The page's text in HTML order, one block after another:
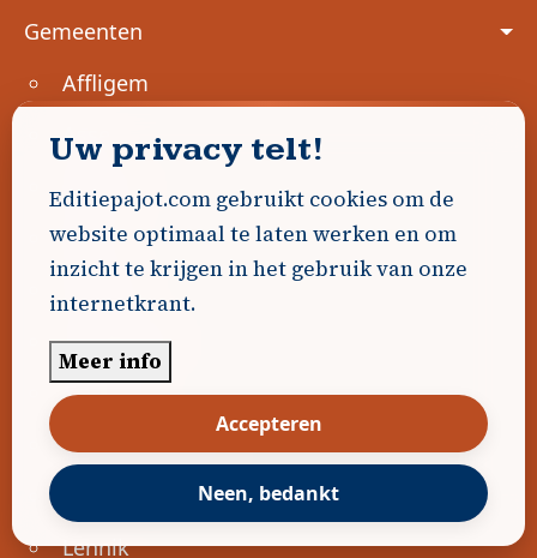
Voet
Gemeenten
Affligem
Asse
Beersel
Bever
Dilbeek
Drogenbos
Edingen
Geraardsbergen
Lennik
Uw privacy telt!
Editiepajot.com gebruikt cookies om de
website optimaal te laten werken en om
inzicht te krijgen in het gebruik van onze
internetkrant.
Meer info
Accepteren
Neen, bedankt